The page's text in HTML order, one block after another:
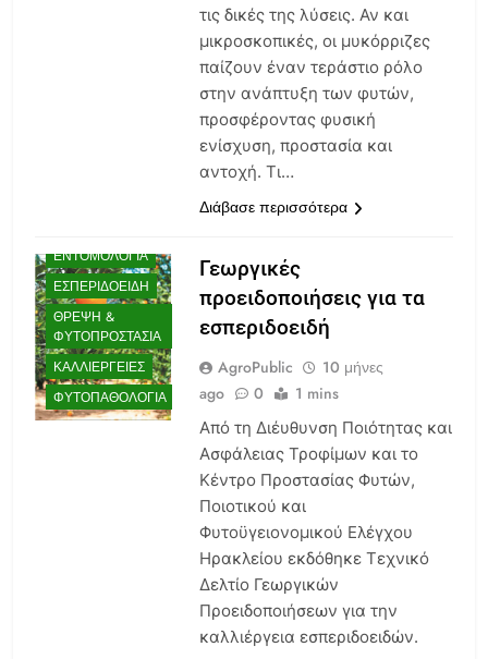
τις δικές της λύσεις. Αν και
μικροσκοπικές, οι μυκόρριζες
παίζουν έναν τεράστιο ρόλο
στην ανάπτυξη των φυτών,
προσφέροντας φυσική
ενίσχυση, προστασία και
αντοχή. Τι…
Διάβασε περισσότερα
ΕΝΤΟΜΟΛΟΓΊΑ
ΕΣΠΕΡΙΔΟΕΙΔΉ
ΘΡΕΨΗ &
ΦΥΤΟΠΡΟΣΤΑΣΊΑ
ΚΑΛΛΙΈΡΓΕΙΕΣ
ΦΥΤΟΠΑΘΟΛΟΓΊΑ
Γεωργικές
προειδοποιήσεις για τα
εσπεριδοειδή
AgroPublic
10 μήνες
ago
0 1 mins
Από τη Διέυθυνση Ποιότητας και
Ασφάλειας Τροφίμων και το
Κέντρο Προστασίας Φυτών,
Ποιοτικού και
Φυτοϋγειονομικού Ελέγχου
Ηρακλείου εκδόθηκε Τεχνικό
Δελτίο Γεωργικών
Προειδοποιήσεων για την
καλλιέργεια εσπεριδοειδών.